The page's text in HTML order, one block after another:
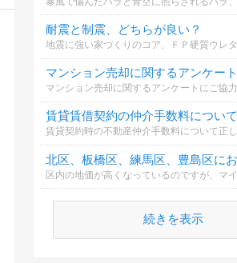
耐震と制震、どちらが良い？
マンション売却に関するアンケート
賃貸賃借契約の仲介手数料について
続きを表示